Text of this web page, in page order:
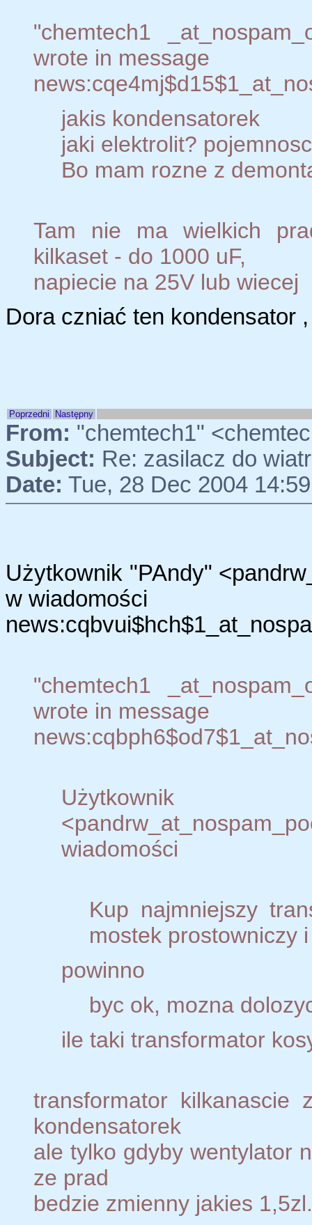
"chemtech1
wrote in message
jakis kondensatorek
jaki elektrolit?
Bo mam rozne z
Tam nie ma wielkich
kilkaset - do 1000 uF,
napiecie na 25V lub wiecej
Dora czniać ten kondensator
Poprzedni Następny
From: "chemtech1"
Subject: Re: zasilacz do
Date: Tue, 28 Dec 2004
Użytkownik "PAndy"
w wiadomości
"chemtech1
wrote in message
wiadomości
Kup najmniejszy
mostek prostowniczy i
powinno
byc ok, mozna
ile taki transformator
transformator
kondensatorek
ale tylko gdyby wentylator
ze prad
bedzie zmienny jakies 1,5zl.